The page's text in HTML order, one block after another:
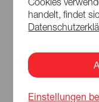
international
ist regelmäßig an
Hamburgischen
der Semperoper,
handelt, findet
Einstellungen